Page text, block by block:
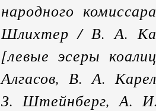
народного
Шлихтер / В. А.
[левые эсеры
Алгасов, В. А.
З. Штейнберг, А.